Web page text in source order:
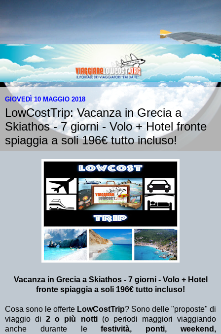
GIOVEDÌ 10 MAGGIO 2018
LowCostTrip: Vacanza in Grecia a
Skiathos - 7 giorni - Volo + Hotel fronte
spiaggia a soli 196€ tutto incluso!
Vacanza in Grecia a Skiathos - 7 giorni - Volo + Hotel
fronte spiaggia a soli 196€ tutto incluso!
Cosa sono le offerte LowCostTrip? Sono delle "proposte" di
viaggio di2 o più notti (o periodi maggiori viaggiando
anche durante lefestività, ponti, weekend,